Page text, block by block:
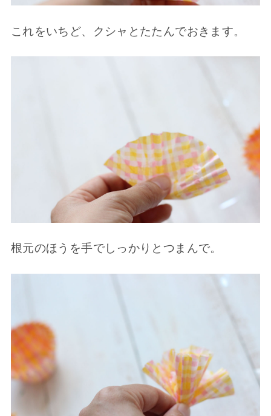
これをいちど、クシャとたたんでおきます。
根元のほうを手でしっかりとつまんで。